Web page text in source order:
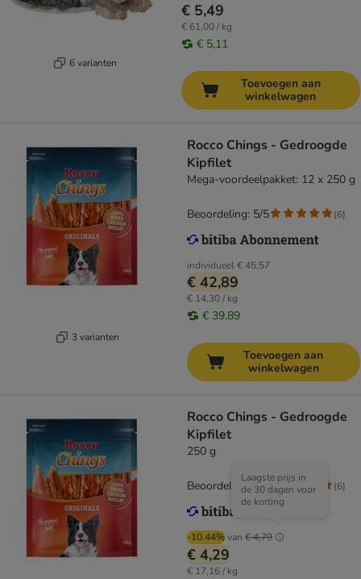
6 varianten
€ 5,49
€ 61,00 / kg
€ 5,11
Toevoegen aan
winkelwagen
3 varianten
Rocco Chings - Gedroogde
Kipfilet
Mega-voordeelpakket: 12 x 250 g
individueel€ 45,57
€ 42,89
€ 14,30 / kg
€ 39,89
Beoordeling: 5/5 (6)
Toevoegen aan
winkelwagen
Rocco Chings - Gedroogde
Kipfilet
250 g
-10.44%van € 4,79
Laagste prijs in
de 30 dagen voor
de korting
€ 4,29
€ 17,16 / kg
Beoordeling: 5/5 (6)